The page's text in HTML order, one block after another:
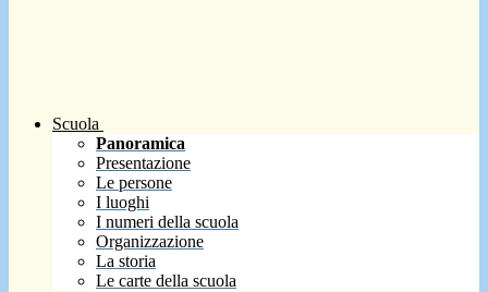
Scuola
Panoramica
Presentazione
Le persone
I luoghi
I numeri della scuola
Organizzazione
La storia
Le carte della scuola